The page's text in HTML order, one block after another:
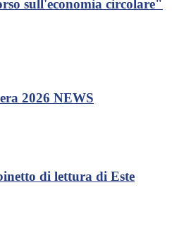
sull'economia circolare"
2026 NEWS
di lettura di Este